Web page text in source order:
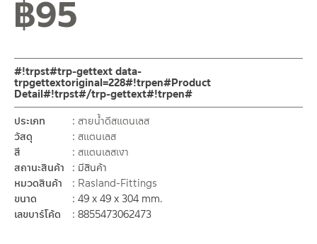
฿95
#!trpst#trp-gettext data-
trpgettextoriginal=228#!trpen#Product
Detail#!trpst#/trp-gettext#!trpen#
ประเภท
สายน้ำดีสแตนเลส
วัสดุ
สแตนเลส
สี
สแตนเลสเงา
สถานะสินค้า
มีสินค้า
หมวดสินค้า
Rasland-Fittings
ขนาด
49 x 49 x 304 mm.
เลขบาร์โค้ด
8855473062473